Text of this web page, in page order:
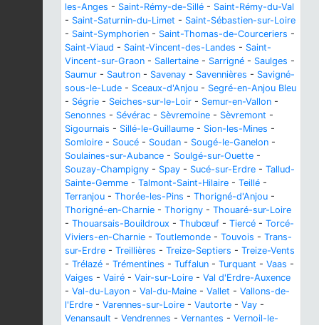
les-Anges - Saint-Rémy-de-Sillé - Saint-Rémy-du-Val
- Saint-Saturnin-du-Limet - Saint-Sébastien-sur-Loire
- Saint-Symphorien - Saint-Thomas-de-Courceriers -
Saint-Viaud - Saint-Vincent-des-Landes - Saint-
Vincent-sur-Graon - Sallertaine - Sarrigné - Saulges -
Saumur - Sautron - Savenay - Savennières - Savigné-
sous-le-Lude - Sceaux-d'Anjou - Segré-en-Anjou Bleu
- Ségrie - Seiches-sur-le-Loir - Semur-en-Vallon -
Senonnes - Sévérac - Sèvremoine - Sèvremont -
Sigournais - Sillé-le-Guillaume - Sion-les-Mines -
Somloire - Soucé - Soudan - Sougé-le-Ganelon -
Soulaines-sur-Aubance - Soulgé-sur-Ouette -
Souzay-Champigny - Spay - Sucé-sur-Erdre - Tallud-
Sainte-Gemme - Talmont-Saint-Hilaire - Teillé -
Terranjou - Thorée-les-Pins - Thorigné-d'Anjou -
Thorigné-en-Charnie - Thorigny - Thouaré-sur-Loire
- Thouarsais-Bouildroux - Thubœuf - Tiercé - Torcé-
Viviers-en-Charnie - Toutlemonde - Touvois - Trans-
sur-Erdre - Treillières - Treize-Septiers - Treize-Vents
- Trélazé - Trémentines - Tuffalun - Turquant - Vaas -
Vaiges - Vairé - Vair-sur-Loire - Val d'Erdre-Auxence
- Val-du-Layon - Val-du-Maine - Vallet - Vallons-de-
l'Erdre - Varennes-sur-Loire - Vautorte - Vay -
Venansault - Vendrennes - Vernantes - Vernoil-le-